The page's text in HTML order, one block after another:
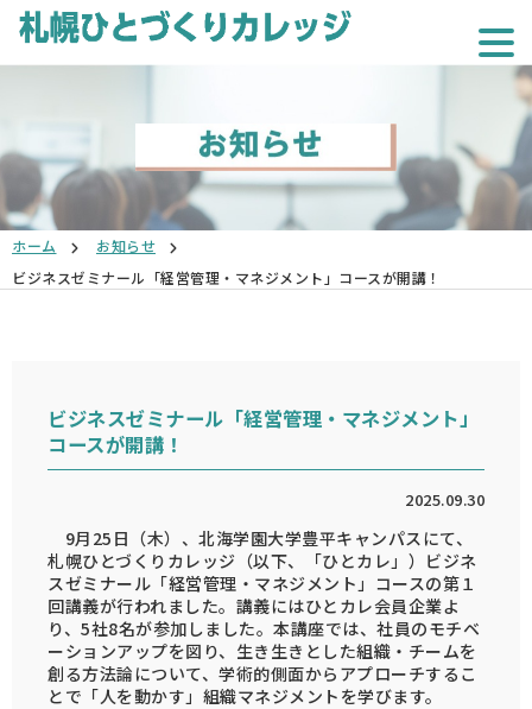
ホーム
お知らせ
ビジネスゼミナール「経営管理・マネジメント」コースが開講！
ビジネスゼミナール「経営管理・マネジメント」
コースが開講！
2025.09.30
9月25日（木）、北海学園大学豊平キャンパスにて、
札幌ひとづくりカレッジ（以下、「ひとカレ」）ビジネ
スゼミナール「経営管理・マネジメント」コースの第１
回講義が行われました。講義にはひとカレ会員企業よ
り、5社8名が参加しました。本講座では、社員のモチベ
ーションアップを図り、生き生きとした組織・チームを
創る方法論について、学術的側面からアプローチするこ
とで「人を動かす」組織マネジメントを学びます。